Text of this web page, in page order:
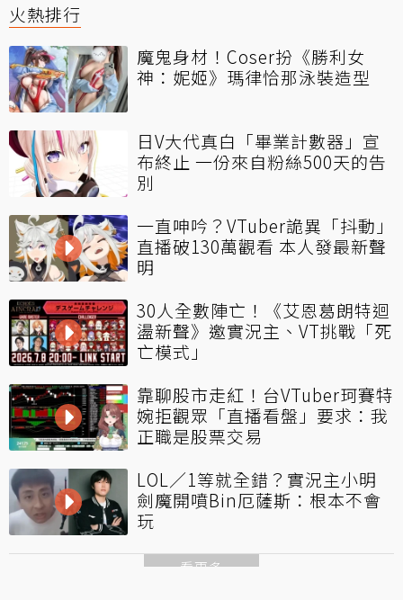
火熱排行
魔鬼身材！Coser扮《勝利女
神：妮姬》瑪律恰那泳裝造型
日V大代真白「畢業計數器」宣
布終止 一份來自粉絲500天的告
別
一直呻吟？VTuber詭異「抖動」
直播破130萬觀看 本人發最新聲
明
30人全數陣亡！《艾恩葛朗特迴
盪新聲》邀實況主、VT挑戰「死
亡模式」
靠聊股市走紅！台VTuber珂賽特
婉拒觀眾「直播看盤」要求：我
正職是股票交易
LOL／1等就全錯？實況主小明
劍魔開噴Bin厄薩斯：根本不會
玩
看更多